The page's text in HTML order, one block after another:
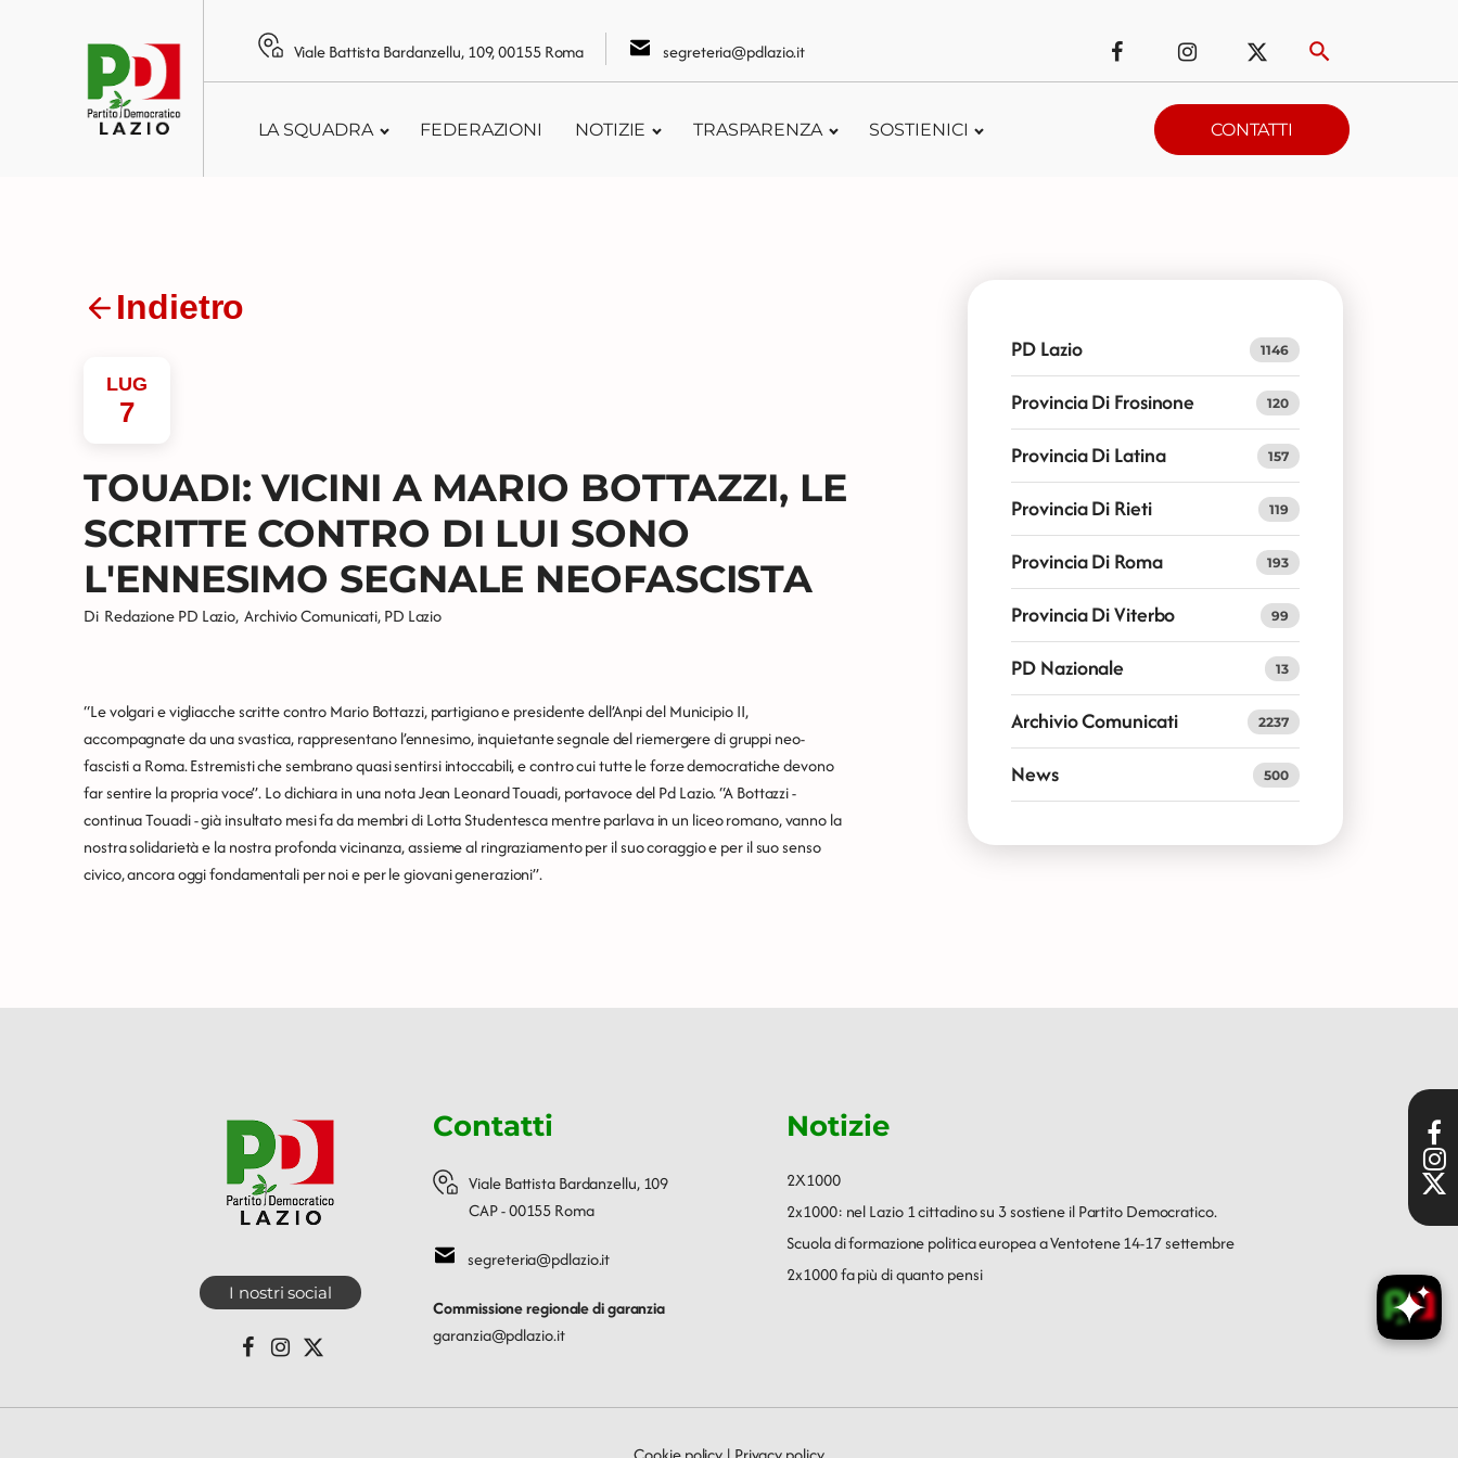
Viale Battista Bardanzellu, 109, 00155 Roma segreteria@pdlazio.it
LA SQUADRA FEDERAZIONI NOTIZIE TRASPARENZA SOSTIENICI CONTATTI
Indietro
LUG
7
TOUADI: VICINI A MARIO BOTTAZZI, LE
SCRITTE CONTRO DI LUI SONO
L'ENNESIMO SEGNALE NEOFASCISTA
Di Redazione PD Lazio, Archivio Comunicati,PD Lazio
“Le volgari e vigliacche scritte contro Mario Bottazzi, partigiano e presidente dell’Anpi del Municipio II,
accompagnate da una svastica, rappresentano l’ennesimo, inquietante segnale del riemergere di gruppi neo-
fascisti a Roma. Estremisti che sembrano quasi sentirsi intoccabili, e contro cui tutte le forze democratiche devono
far sentire la propria voce”. Lo dichiara in una nota Jean Leonard Touadi, portavoce del Pd Lazio. “A Bottazzi -
continua Touadi - già insultato mesi fa da membri di Lotta Studentesca mentre parlava in un liceo romano, vanno la
nostra solidarietà e la nostra profonda vicinanza, assieme al ringraziamento per il suo coraggio e per il suo senso
civico, ancora oggi fondamentali per noi e per le giovani generazioni”.
PD Lazio 1146
Provincia Di Frosinone 120
Provincia Di Latina 157
Provincia Di Rieti 119
Provincia Di Roma 193
Provincia Di Viterbo 99
PD Nazionale 13
Archivio Comunicati 2237
News 500
I nostri social
Contatti
Viale Battista Bardanzellu, 109
CAP - 00155 Roma
segreteria@pdlazio.it
Commissione regionale di garanzia
garanzia@pdlazio.it
Notizie
2X1000
2x1000: nel Lazio 1 cittadino su 3 sostiene il Partito Democratico.
Scuola di formazione politica europea a Ventotene 14-17 settembre
2x1000 fa più di quanto pensi